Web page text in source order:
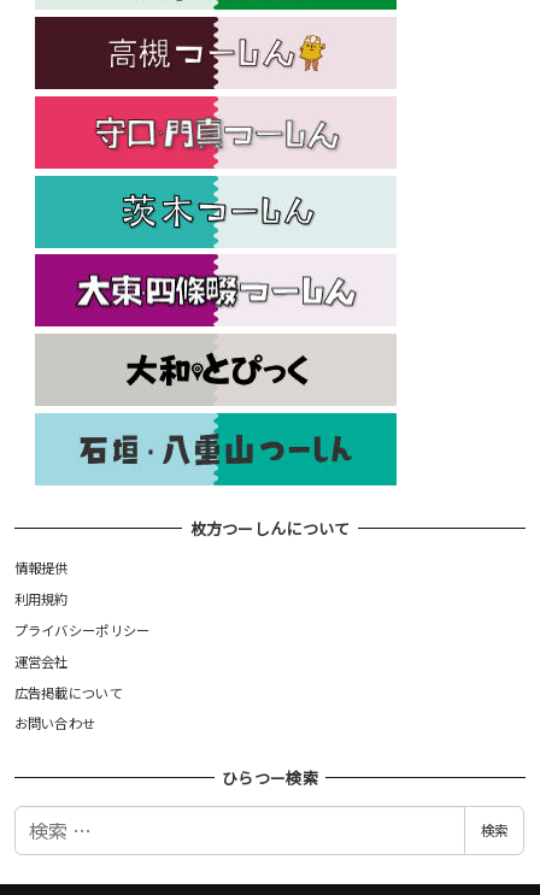
枚方つーしんについて
情報提供
利用規約
プライバシーポリシー
運営会社
広告掲載について
お問い合わせ
ひらつー検索
検
検索